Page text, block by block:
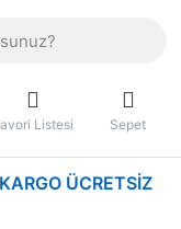
Listesi Sepet
ÜCRETSIZ